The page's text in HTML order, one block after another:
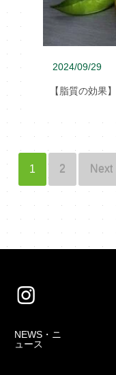
2024/09/29
【脂質の効果】
1 2 Next
NEWS・ニ
ュース